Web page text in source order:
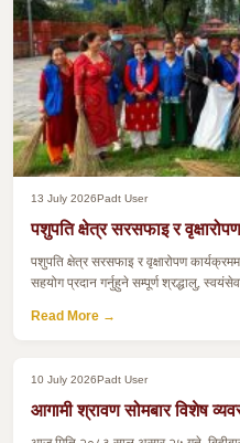
13 July 2026Padt User
पशुपति क्षेत्र सरसफाइ र
पशुपति क्षेत्र सरसफाइ र वृक्षारोपण
सहयोग प्रदान गर्नुहुने सम्पूर्ण श्रद्धालु,
Read More →
10 July 2026Padt User
आगामी श्रावण सोमबार विशेष